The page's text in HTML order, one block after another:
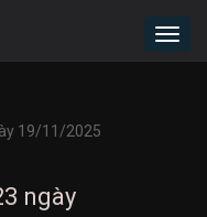
19/11/2025
ngày